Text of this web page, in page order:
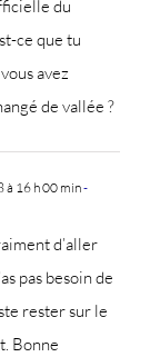
du
ce que tu
avez
de vallée ?
à 16 h 00 min-
d’aller
pas besoin de
rester sur le
Bonne